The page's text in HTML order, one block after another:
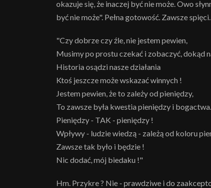
okazuje się, że inaczej być nie może. Owo
być nie może". Pełna gotowość. Zawsze
"Czy dobrze czy źle, nie jestem pewien,
Musimy po prostu czekać i zobaczyć, dokąd
Historia osądzi nasze działania
Ktoś jeszcze może wskazać winnych !
Jestem pewien, że to zależy od pieniędzy,
To zawsze była kwestia pieniędzy i bogactwa.
Pieniędzy - TAK - pieniędzy !
Wpływy - ludzie wiedzą - zależą od koloru
Zawsze tak było i będzie !
Nic dodać, mój biedaku !"
Hm. Przykre ? Nie - prawdziwe i do